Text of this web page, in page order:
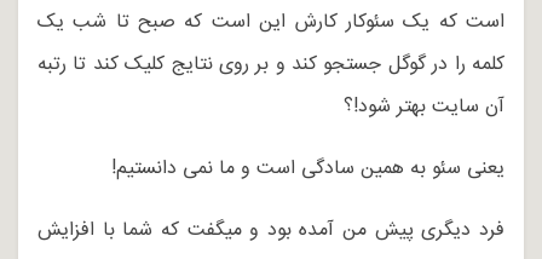
است که یک سئوکار کارش این است که صبح تا شب یک
کلمه را در گوگل جستجو کند و بر روی نتایج کلیک کند تا رتبه
آن سایت بهتر شود!؟
یعنی سئو به همین سادگی است و ما نمی دانستیم!
فرد دیگری پیش من آمده بود و میگفت که شما با افزایش